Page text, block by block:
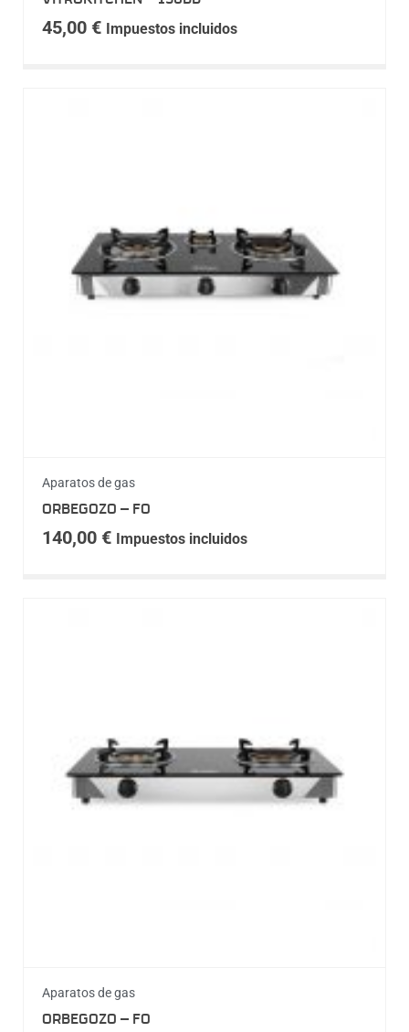
45,00 € Impuestos incluidos
Aparatos de gas
ORBEGOZO – FO
140,00 € Impuestos incluidos
Aparatos de gas
ORBEGOZO – FO